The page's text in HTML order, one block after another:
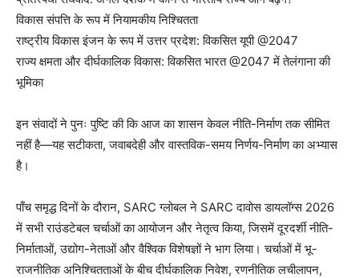
विकास संपत्ति के रूप में नियामकीय निश्चितता
राष्ट्रीय विकास इंजन के रूप में उत्तर प्रदेश: विकसित यूपी @2047
राज्य क्षमता और दीर्घकालिक विकास: विकसित भारत @2047 में तेलंगाना की
भूमिका
इन संवादों ने पुनः पुष्टि की कि आज का शासन केवल नीति-निर्माण तक सीमित
नहीं है—यह सटीकता, जवाबदेही और वास्तविक-समय निर्णय-निर्माण का अभ्यास
है।
पाँच समृद्ध दिनों के दौरान, SARC ग्लोबल ने SARC दावोस डायलॉग्स 2026
में सभी राउंडटेबल चर्चाओं का आयोजन और नेतृत्व किया, जिसमें दूरदर्शी नीति-
निर्माताओं, उद्योग-नेताओं और वैश्विक विशेषज्ञों ने भाग लिया। चर्चाओं में भू-
राजनीतिक अनिश्चितताओं के बीच दीर्घकालिक निवेश, रणनीतिक लचीलापन,